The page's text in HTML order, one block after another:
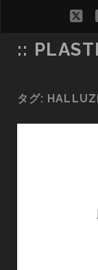
::
タグ: